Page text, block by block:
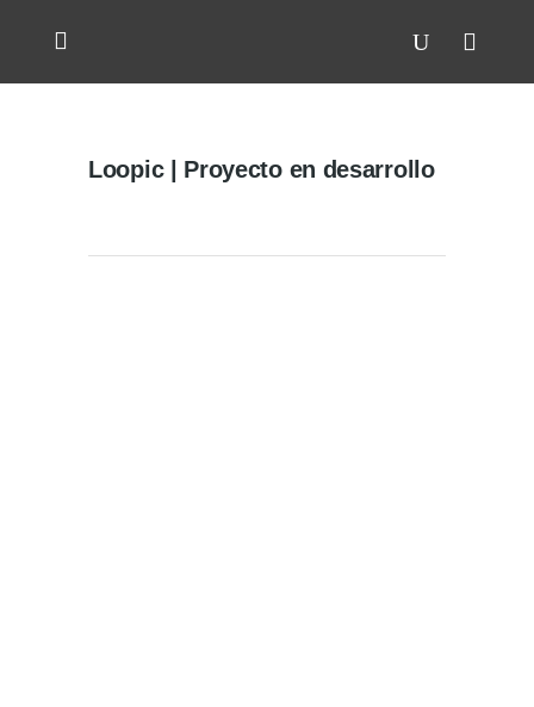
Loopic | Proyecto en desarrollo